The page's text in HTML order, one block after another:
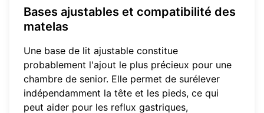
Bases ajustables et compatibilité des
matelas
Une base de lit ajustable constitue
probablement l'ajout le plus précieux pour une
chambre de senior. Elle permet de surélever
indépendamment la tête et les pieds, ce qui
peut aider pour les reflux gastriques,